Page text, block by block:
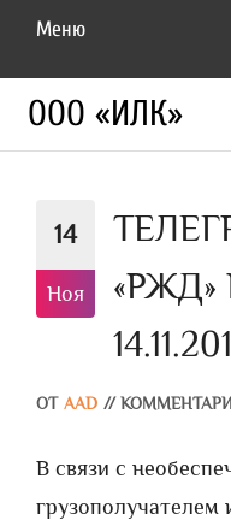
Меню
ООО «ИЛК»
14
Ноя
«РЖД»
ОТ AAD //
В связи с
грузополучателем